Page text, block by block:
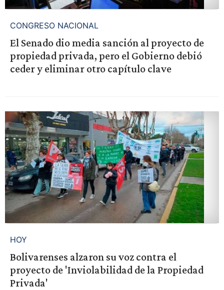
CONGRESO NACIONAL
El Senado dio media sanción al proyecto de
propiedad privada, pero el Gobierno debió
ceder y eliminar otro capítulo clave
HOY
Bolivarenses alzaron su voz contra el
proyecto de 'Inviolabilidad de la Propiedad
Privada'